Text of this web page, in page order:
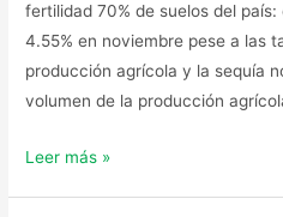
fertilidad 70% de suelos del
4.55% en noviembre pese a las
producción agrícola y la sequía
volumen de la producción
Leer más »